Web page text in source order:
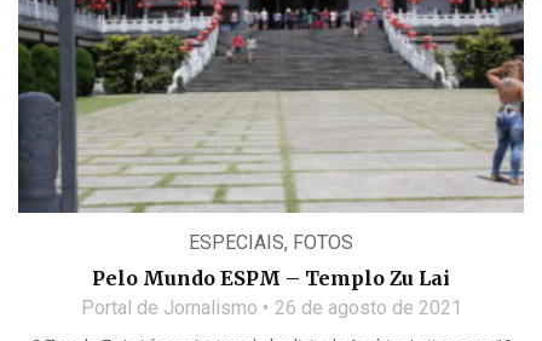
ESPECIAIS, FOTOS
Pelo Mundo ESPM – Templo Zu Lai
Portal de Jornalismo 26 de agosto de 2021